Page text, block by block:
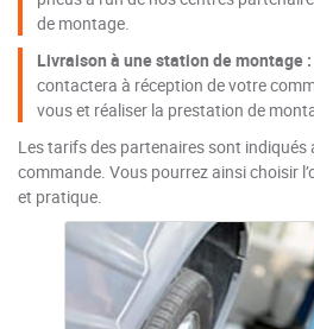
de montage.
Livraison à une station de montage :
contactera à réception de votre
vous et réaliser la prestation de
Les tarifs des partenaires sont
commande. Vous pourrez ainsi choisir
et pratique.